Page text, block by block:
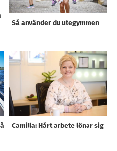
Så använder du utegymmen
Camilla: Hårt arbete lönar sig